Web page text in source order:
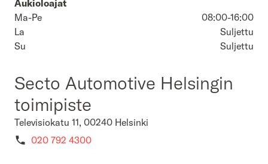
Aukioloajat
Ma-Pe
08:00-16:00
La
Suljettu
Su
Suljettu
Secto Automotive Helsingin
toimipiste
Televisiokatu 11, 00240 Helsinki
020 792 4300